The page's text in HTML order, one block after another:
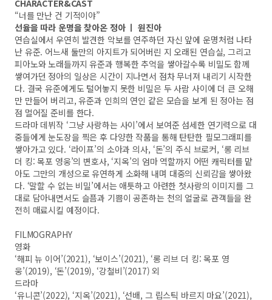
CHARACTER&CAST
“너를 만난 건 기적이야”
선율을 따라 운명을 찾아온 정아 ㅣ 원진아
연습실에서 우연히 발견한 악보를 연주하던 자신 앞에 운명처럼 나타
난 유준. 어느새 둘만의 아지트가 되어버린 지 오래된 연습실, 그리고
피아노와 노래들까지 유준과 행복한 추억을 쌓아갈수록 비밀도 함께
쌓여가던 정아의 일상은 시간이 지나면서 점차 무너져 내리기 시작한
다. 결국 유준에게도 털어놓지 못한 비밀은 두 사람 사이에 더 큰 오해
만 만들어 버리고, 유준과 인희의 연인 같은 모습을 보게 된 정아는 점
점 멀어질 준비를 한다.
드라마 데뷔작 ‘그냥 사랑하는 사이’에서 보여준 섬세한 연기력으로 대
중들에게 눈도장을 찍은 후 다양한 작품을 통해 탄탄한 필모그래피를
쌓아가고 있다. ‘라이프’의 소아과 의사, ‘돈’의 주식 브로커, ‘롱 리브
더 킹: 목포 영웅’의 변호사, ‘지옥’의 엄마 역할까지 어떤 캐릭터를 맡
아도 그만의 개성으로 유연하게 소화해 내며 대중의 신뢰감을 쌓아왔
다. ‘말할 수 없는 비밀’에서는 애틋하고 아련한 첫사랑의 이미지를 그
대로 담아내면서도 슬픔과 기쁨이 공존하는 천의 얼굴로 관객들을 완
전히 매료시킬 예정이다.
FILMOGRAPHY
영화
‘해피 뉴 이어’(2021), ‘보이스’(2021), ‘롱 리브 더 킹: 목포 영
웅’(2019), ‘돈’(2019), ‘강철비’(2017) 외
드라마
‘유니콘’(2022), ‘지옥’(2021), ‘선배, 그 립스틱 바르지 마요’(2021),